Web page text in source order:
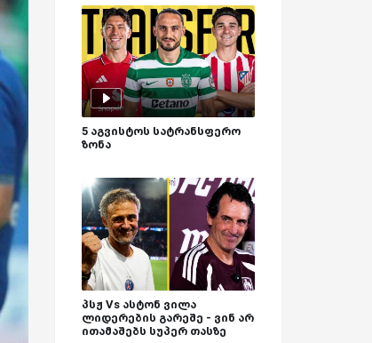
5 აგვისტოს სატრანსფერო
ზონა
პსჟ Vs ასტონ ვილა
ლიდერების გარეშე - ვინ არ
ითამაშებს სუპერ თასზე